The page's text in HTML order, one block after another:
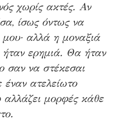
χωρίς ακτές. Αν
ίσως όντως να
αλλά η μοναξιά
ήταν ερημιά. Θα ήταν
σαν να στέκεσαι
ατελείωτο
μορφές κάθε